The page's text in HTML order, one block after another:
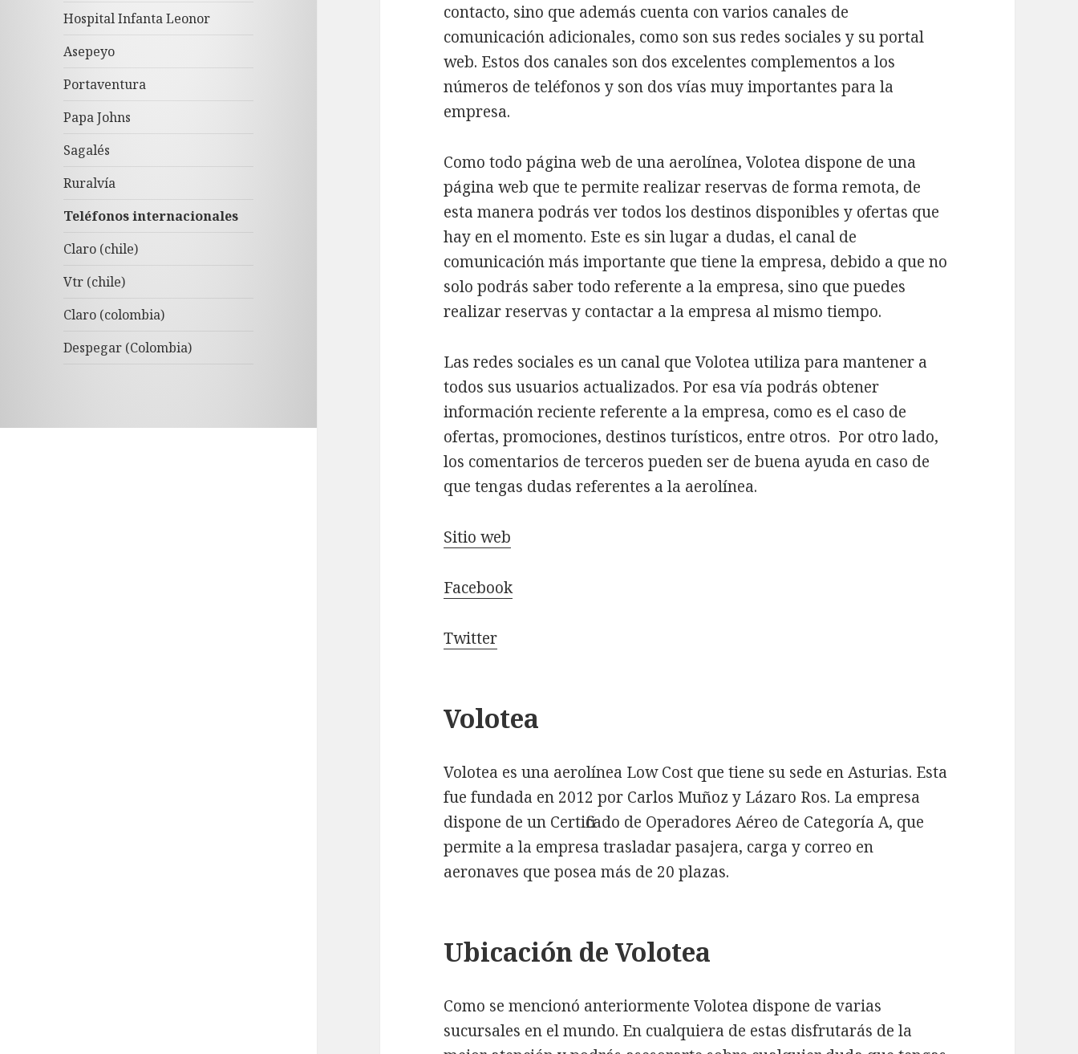
Hospital Infanta Leonor
Asepeyo
Portaventura
Papa Johns
Sagalés
Ruralvía
Teléfonos internacionales
Claro (chile)
Vtr (chile)
Claro (colombia)
Despegar (Colombia)
contacto, sino que además cuenta con varios canales de
comunicación adicionales, como son sus redes sociales y su portal
web. Estos dos canales son dos excelentes complementos a los
números de teléfonos y son dos vías muy importantes para la
empresa.
Como todo página web de una aerolínea, Volotea dispone de una
página web que te permite realizar reservas de forma remota, de
esta manera podrás ver todos los destinos disponibles y ofertas que
hay en el momento. Este es sin lugar a dudas, el canal de
comunicación más importante que tiene la empresa, debido a que no
solo podrás saber todo referente a la empresa, sino que puedes
realizar reservas y contactar a la empresa al mismo tiempo.
Las redes sociales es un canal que Volotea utiliza para mantener a
todos sus usuarios actualizados. Por esa vía podrás obtener
información reciente referente a la empresa, como es el caso de
ofertas, promociones, destinos turísticos, entre otros. Por otro lado,
los comentarios de terceros pueden ser de buena ayuda en caso de
que tengas dudas referentes a la aerolínea.
Sitio web
Facebook
Twitter
Volotea
Volotea es una aerolínea Low Cost que tiene su sede en Asturias. Esta
fue fundada en 2012 por Carlos Muñoz y Lázaro Ros. La empresa
dispone de un Certificado de Operadores Aéreo de Categoría A, que
permite a la empresa trasladar pasajera, carga y correo en
aeronaves que posea más de 20 plazas.
Ubicación de Volotea
Como se mencionó anteriormente Volotea dispone de varias
sucursales en el mundo. En cualquiera de estas disfrutarás de la